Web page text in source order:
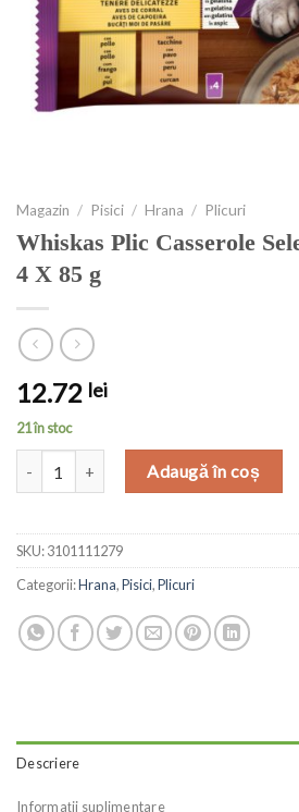
Magazin / Pisici / Hrana / Plicuri
Whiskas Plic Casserole
4 X 85 g
12.72 lei
21 în stoc
Cantitate Whiskas Plic Casserole
Adaugă în coș
SKU:3101111279
Categorii:Hrana,Pisici,Plicuri
Descriere
Informații suplimentare